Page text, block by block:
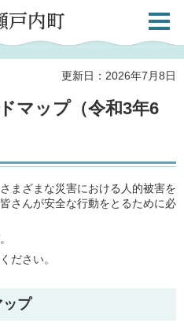
戸内町
共通メ
更新日：2026年7月8日
マップ（令和3年6
まざまな災害における人的被害を
さんが安全な行動をとるために必
ださい。
ップ